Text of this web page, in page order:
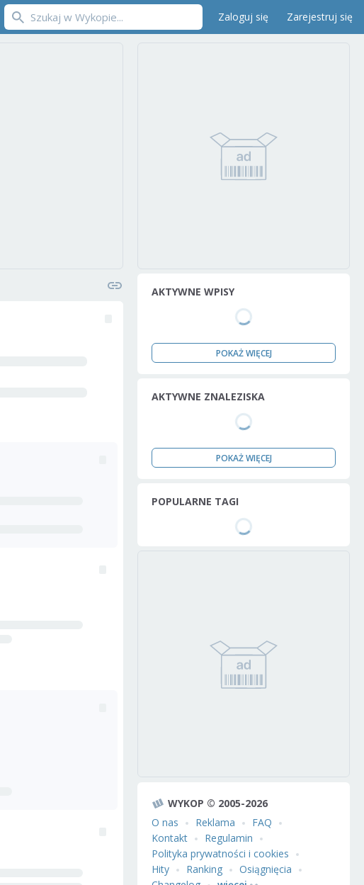
Zaloguj się Zarejestruj się
AKTYWNE WPISY
POKAŻ WIĘCEJ
AKTYWNE ZNALEZISKA
POKAŻ WIĘCEJ
POPULARNE TAGI
WYKOP © 2005-2026
O nas
Reklama
FAQ
Kontakt
Regulamin
Polityka prywatności i cookies
Hity
Ranking
Osiągnięcia